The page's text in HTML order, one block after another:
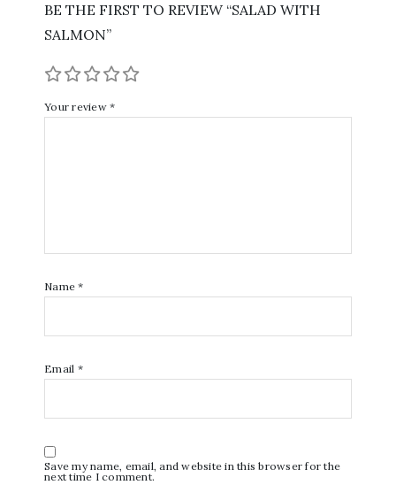
BE THE FIRST TO REVIEW “SALAD WITH
SALMON”
Your review *
Name*
Email *
Save my name, email, and website in this browser for the
next time I comment.